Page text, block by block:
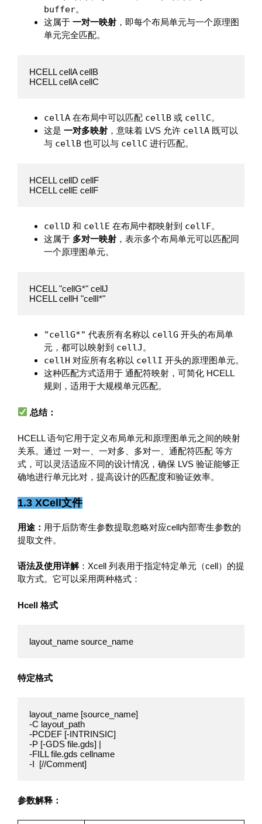
buffer。
这属于 一对一映射 ，即每个布局单元与一个原理图
单元完全匹配。
HCELL cellA cellB
HCELL cellA cellC
cellA 在布局中可以匹配 cellB 或 cellC。
这是 一对多映射 ，意味着 LVS 允许 cellA 既可以
与 cellB 也可以与 cellC 进行匹配。
HCELL cellD cellF
HCELL cellE cellF
cellD 和 cellE 在布局中都映射到 cellF。
这属于 多对一映射 ，表示多个布局单元可以匹配同
一个原理图单元。
HCELL "cellG*" cellJ
HCELL cellH "cellI*"
"cellG*" 代表所有名称以 cellG 开头的布局单
元，都可以映射到 cellJ 。
cellH 对应所有名称以 cellI 开头的原理图单元。
这种匹配方式适用于 通配符映射，可简化 HCELL
规则，适用于大规模单元匹配。
总结：
HCELL 语句它用于定义布局单元和原理图单元之间的映射
关系。通过 一对一、一对多、多对一、通配符匹配 等方
式，可以灵活适应不同的设计情况，确保 LVS 验证能够正
确地进行单元比对，提高设计的匹配度和验证效率。
1.3 XCell文件
用途： 用于后防寄生参数提取忽略对应cell内部寄生参数的
提取文件。
语法及使用详解：Xcell 列表用于指定特定单元（cell）的提
取方式。它可以采用两种格式：
Hcell 格式
layout_name source_name
特定格式
layout_name [source_name]
-C layout_path
-PCDEF [-INTRINSIC]
-P [-GDS file.gds] |
-FILL file.gds cellname
-I  [//Comment]
参数解释：